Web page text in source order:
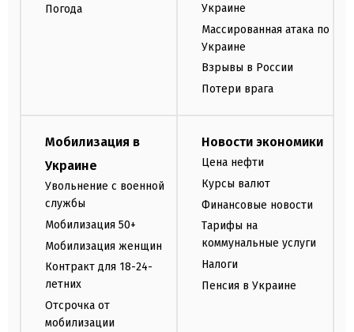
Погода
Украине
Массированная атака по
Украине
Взрывы в России
Потери врага
Мобилизация в
Украине
Увольнение с военной
службы
Мобилизация 50+
Мобилизация женщин
Контракт для 18-24-
летних
Отсрочка от
мобилизации
Новости экономики
Цена нефти
Курсы валют
Финансовые новости
Тарифы на
коммунальные услуги
Налоги
Пенсия в Украине